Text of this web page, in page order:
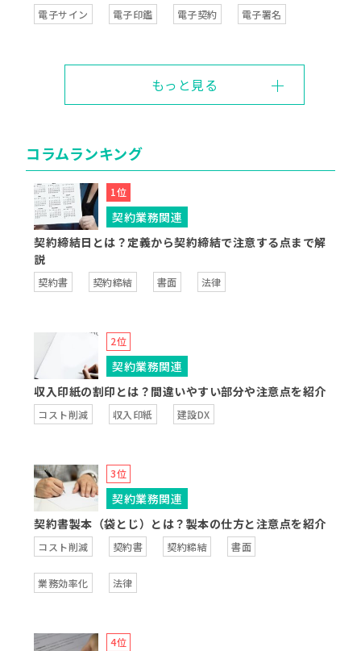
電子サイン 電子印鑑 電子契約 電子署名
もっと見る
コラムランキング
契約業務関連
契約締結日とは？定義から契約締結で注意する点まで解
説
契約書 契約締結 書面 法律
契約業務関連
収入印紙の割印とは？間違いやすい部分や注意点を紹介
コスト削減 収入印紙 建設DX
契約業務関連
契約書製本（袋とじ）とは？製本の仕方と注意点を紹介
コスト削減 契約書 契約締結 書面
業務効率化 法律